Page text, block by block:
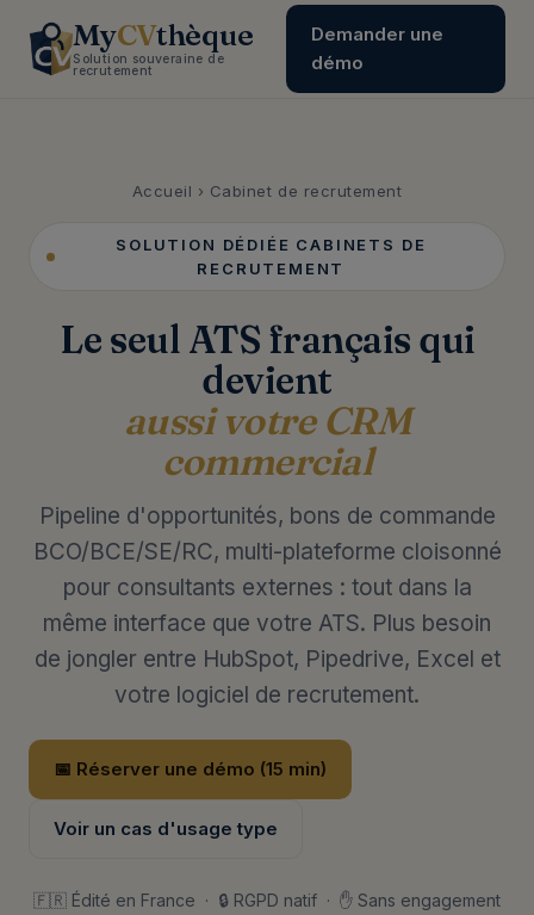
MyCVthèque
Solution souveraine de
recrutement
Demander une
démo
Accueil › Cabinet de recrutement
SOLUTION DÉDIÉE CABINETS DE
RECRUTEMENT
Le seul ATS français qui
devient
aussi votre CRM
commercial
Pipeline d'opportunités, bons de commande
BCO/BCE/SE/RC, multi-plateforme cloisonné
pour consultants externes : tout dans la
même interface que votre ATS. Plus besoin
de jongler entre HubSpot, Pipedrive, Excel et
votre logiciel de recrutement.
📅 Réserver une démo (15 min)
Voir un cas d'usage type
🇫🇷 Édité en France · 🔒 RGPD natif · ✋ Sans engagement